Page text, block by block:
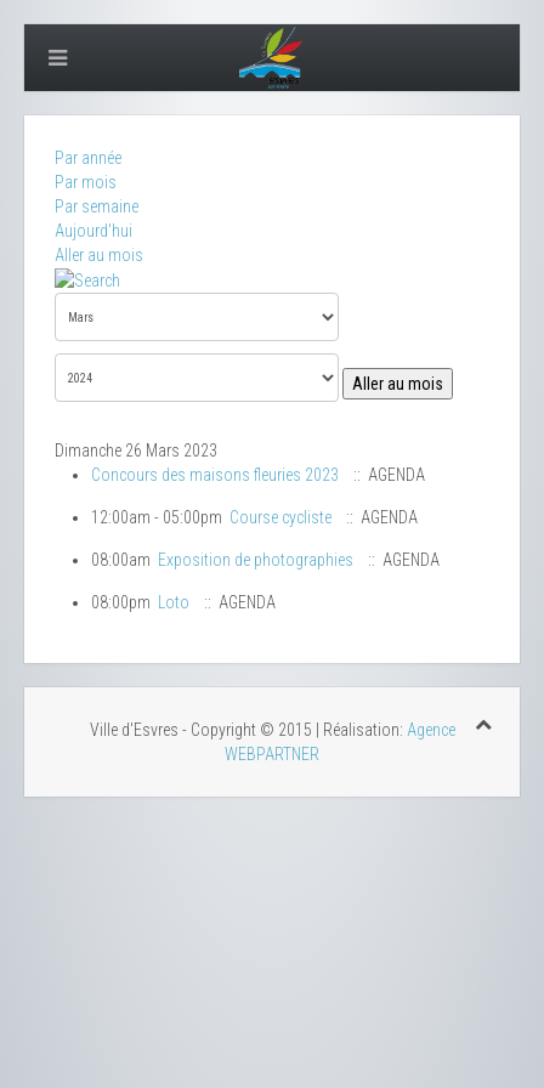
Par année
Par mois
Par semaine
Aujourd'hui
Aller au mois
Aller au mois
Dimanche 26 Mars 2023
Concours des maisons fleuries 2023
:: AGENDA
12:00am - 05:00pm Course cycliste :: AGENDA
08:00am Exposition de photographies :: AGENDA
08:00pm Loto :: AGENDA
Ville d'Esvres - Copyright © 2015 | Réalisation: Agence
WEBPARTNER